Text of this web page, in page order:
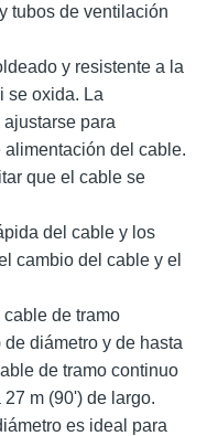
tubos de ventilación
y resistente a la
se oxida. La
para
del cable.
que el cable se
del cable y los
cambio del cable y el
de tramo
diámetro y de hasta
de tramo continuo
m (90') de largo.
es ideal para